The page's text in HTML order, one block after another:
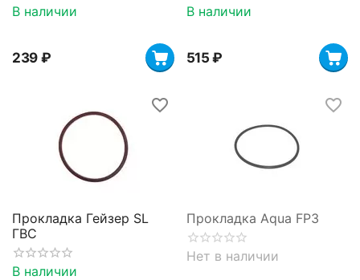
В наличии
‍239‍ ₽
В наличии
‍515‍ ₽
Прокладка Гейзер SL
ГВС
В наличии
Прокладка Aqua FP3
Нет в наличии